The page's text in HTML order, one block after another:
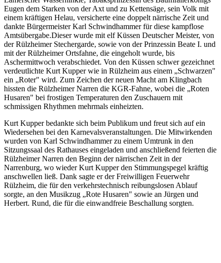
Eugen dem Starken von der Axt und zu Kettensäge, sein Volk mit
einem kräftigen Helau, versicherte eine doppelt närrische Zeit und
dankte Bürgermeister Karl Schwindhammer für diese kampflose
Amtsübergabe.Dieser wurde mit elf Küssen Deutscher Meister, von
der Rülzheimer Stechergarde, sowie von der Prinzessin Beate I. und
mit der Rülzheimer Ortsfahne, die eingeholt wurde, bis
Aschermittwoch verabschiedet. Von den Küssen schwer gezeichnet
verdeutlichte Kurt Kupper wie in Rülzheim aus einem „Schwarzen"
ein „Roter" wird. Zum Zeichen der neuen Macht am Klingbach
hissten die Rülzheimer Narren die KGR-Fahne, wobei die „Roten
Husaren" bei frostigen Temperaturen den Zuschauern mit
schmissigen Rhythmen mehrmals einheizten.
Kurt Kupper bedankte sich beim Publikum und freut sich auf ein
Wiedersehen bei den Karnevalsveranstaltungen. Die Mitwirkenden
wurden von Karl Schwindhammer zu einem Umtrunk in den
Sitzungssaal des Rathauses eingeladen und anschließend feierten die
Rülzheimer Narren den Beginn der närrischen Zeit in der
Narrenburg, wo wieder Kurt Kupper den Stimmungspegel kräftig
anschwellen ließ. Dank sagte er der Freiwilligen Feuerwehr
Rülzheim, die für den verkehrstechnisch reibungslosen Ablauf
sorgte, an den Musikzug „Rote Husaren" sowie an Jürgen und
Herbert. Rund, die für die einwandfreie Beschallung sorgten.